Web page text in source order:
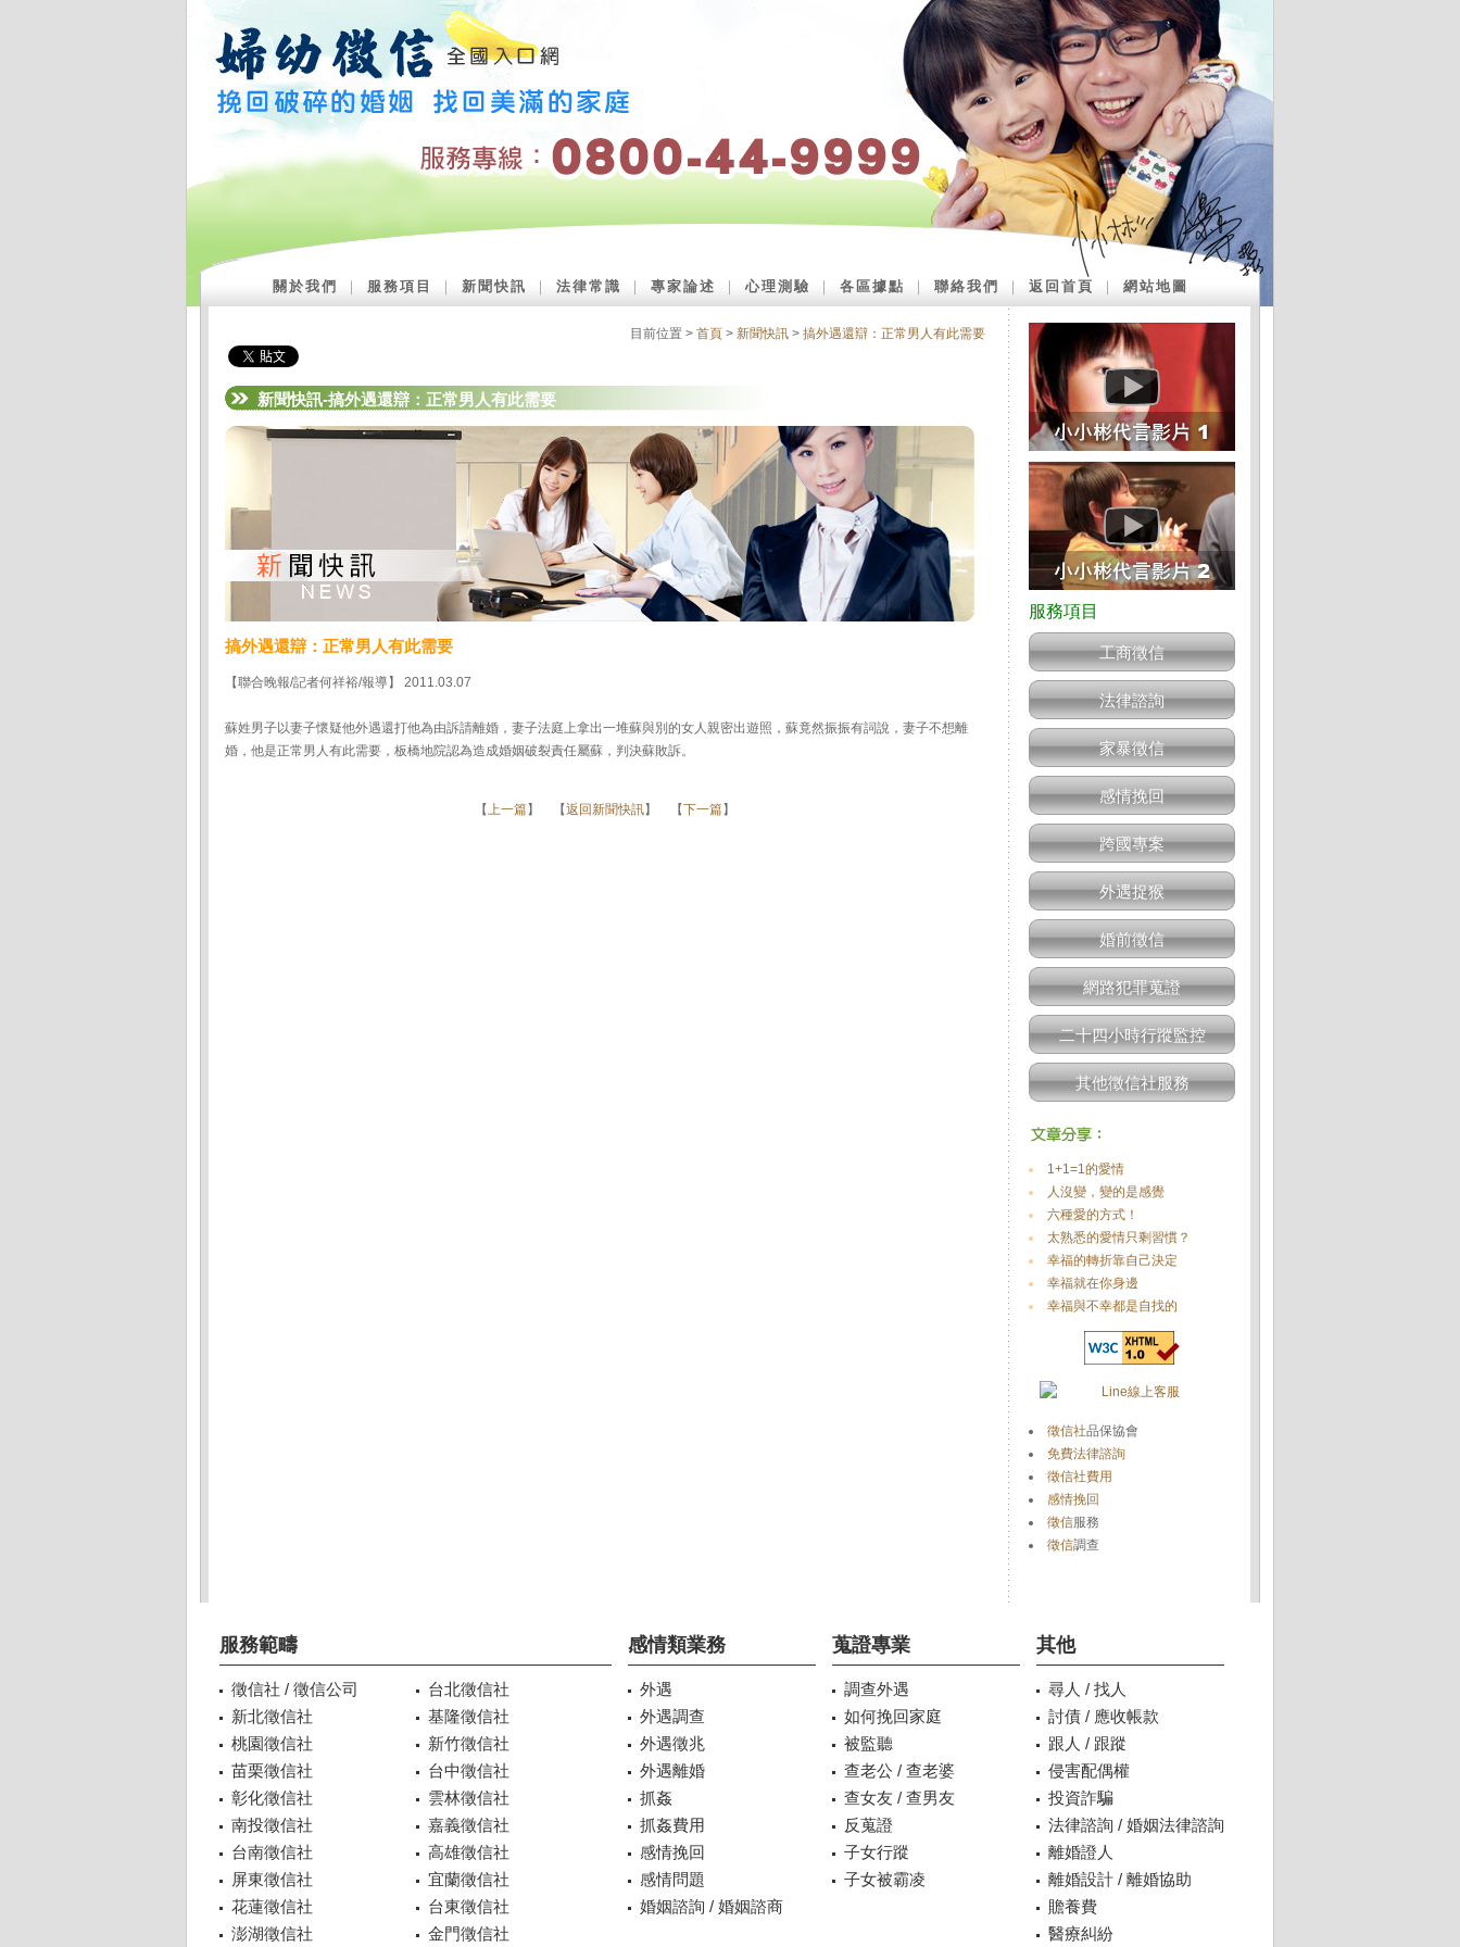
關於我們 服務項目 新聞快訊 法律常識 專家論述 ｜心理測驗 各區據點 聯絡我們 返回首頁 網站地圖
目前位置 > 首頁 > 新聞快訊 > 搞外遇還辯：正常男人有此需要
新聞快訊-搞外遇還辯：正常男人有此需要
搞外遇還辯：正常男人有此需要
【聯合晚報/記者何祥裕/報導】 2011.03.07
蘇姓男子以妻子懷疑他外遇還打他為由訴請離婚，妻子法庭上拿出一堆蘇與別的女人親密出遊照，蘇竟然振振有詞說，妻子不想離
婚，他是正常男人有此需要，板橋地院認為造成婚姻破裂責任屬蘇，判決蘇敗訴。
【上一篇】 【返回新聞快訊】 【下一篇】
工商徵信
法律諮詢
家暴徵信
感情挽回
跨國專案
外遇捉猴
婚前徵信
網路犯罪蒐證
二十四小時行蹤監控
其他徵信社服務
1+1=1的愛情
人沒變，變的是感覺
六種愛的方式！
太熟悉的愛情只剩習慣？
幸福的轉折靠自己決定
幸福就在你身邊
幸福與不幸都是自找的
徵信社品保協會
免費法律諮詢
徵信社費用
感情挽回
徵信服務
徵信調查
服務範疇
徵信社 / 徵信公司
台北徵信社
新北徵信社
基隆徵信社
桃園徵信社
新竹徵信社
苗栗徵信社
台中徵信社
彰化徵信社
雲林徵信社
南投徵信社
嘉義徵信社
台南徵信社
高雄徵信社
屏東徵信社
宜蘭徵信社
花蓮徵信社
台東徵信社
澎湖徵信社
金門徵信社
感情類業務
外遇
外遇調查
外遇徵兆
外遇離婚
抓姦
抓姦費用
感情挽回
感情問題
婚姻諮詢 / 婚姻諮商
蒐證專業
調查外遇
如何挽回家庭
被監聽
查老公 / 查老婆
查女友 / 查男友
反蒐證
子女行蹤
子女被霸凌
其他
尋人 / 找人
討債 / 應收帳款
跟人 / 跟蹤
侵害配偶權
投資詐騙
法律諮詢 / 婚姻法律諮詢
離婚證人
離婚設計 / 離婚協助
贍養費
醫療糾紛